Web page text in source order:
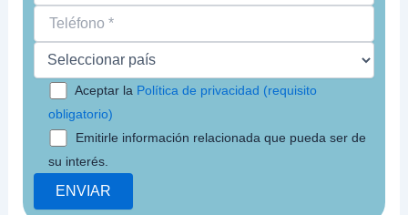
Aceptar la Política de privacidad (requisito
obligatorio)
Emitirle información relacionada que pueda ser de
su interés.